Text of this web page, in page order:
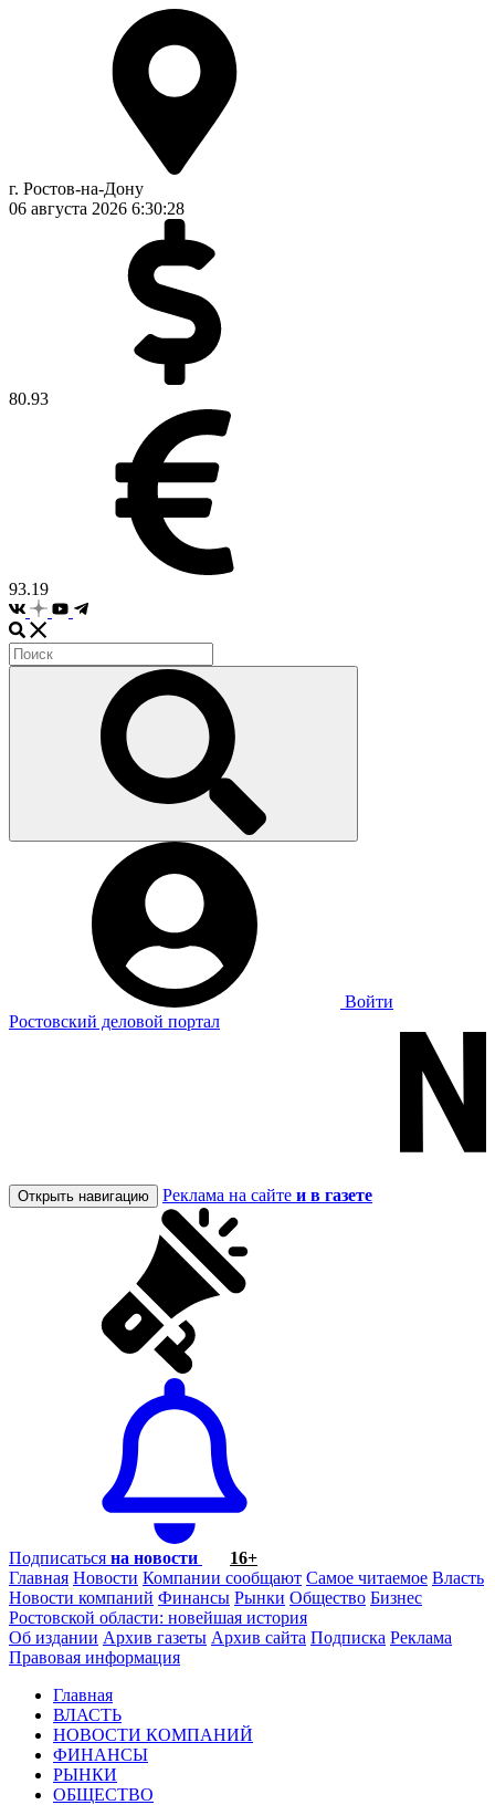
г. Ростов-на-Дону
06 августа 2026 6:30:29
80.93
93.19
Войти
Ростовский деловой портал
Открыть навигацию Реклама на сайте и в газете
Подписаться на новости
16+
Главная Новости Компании сообщают Самое читаемое Власть
Новости компаний Финансы Рынки Общество Бизнес
Ростовской области: новейшая история
Об издании Архив газеты Архив сайта Подписка Реклама
Правовая информация
Главная
ВЛАСТЬ
НОВОСТИ КОМПАНИЙ
ФИНАНСЫ
РЫНКИ
ОБЩЕСТВО